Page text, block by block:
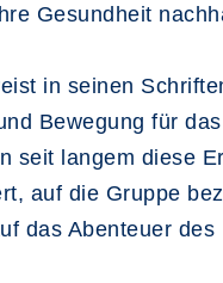
Gesundheit
in seinen
Bewegung für
seit langem diese
auf die Gruppe
das Abenteuer des